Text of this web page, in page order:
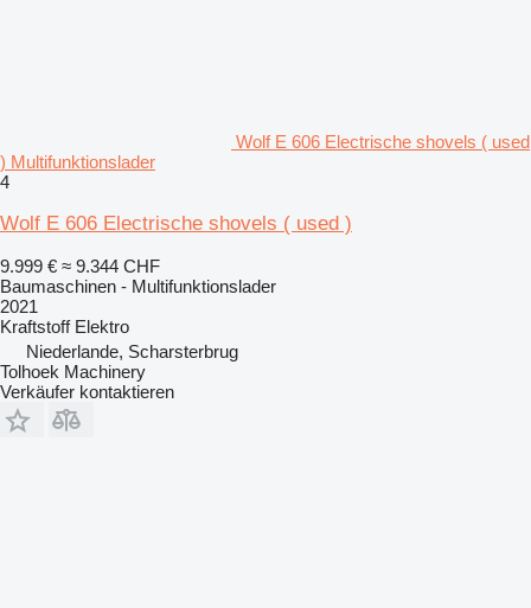
Wolf E 606 Electrische shovels ( used
) Multifunktionslader
4
Wolf E 606 Electrische shovels ( used )
9.999 € ≈ 9.344 CHF
Baumaschinen - Multifunktionslader
2021
Kraftstoff Elektro
Niederlande, Scharsterbrug
Tolhoek Machinery
Verkäufer kontaktieren